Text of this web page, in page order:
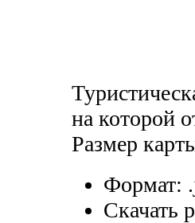
на которой
Размер
Формат:
Скачать